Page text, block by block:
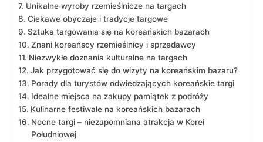
Unikalne wyroby rzemieślnicze​ na⁢ targach
Ciekawe obyczaje i tradycje targowe
Sztuka‌ targowania się na koreańskich bazarach
Znani koreańscy rzemieślnicy i sprzedawcy
Niezwykłe doznania ⁣kulturalne na targach
Jak przygotować się‌ do wizyty ⁣na koreańskim bazaru?
Porady dla turystów odwiedzających ‌koreańskie targi
Idealne miejsca na⁢ zakupy pamiątek⁣ z ​podróży
Kulinarne festiwale‌ na koreańskich ​bazarach
Nocne targi ⁤– ‌niezapomniana atrakcja ​w Korei
Południowej